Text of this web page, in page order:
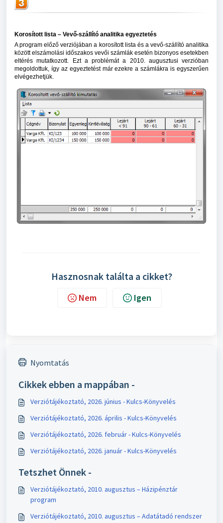
Korosított lista – Vevő-szállító analitika egyeztetés
A program előző verziójában a korosított lista és a vevő-szállító analitika
között elszámolási időszakos vevői számlák esetén bizonyos esetekben
eltérés mutatkozott. Ezt a problémát a 2010. augusztusi verzióban
megoldottuk, így az egyeztetést már ezekre a számlákra is egyszerűen
elvégezhetjük.
Hasznosnak találta a cikket?
Nem Igen
Nyomtatás
Cikkek ebben a mappában -
Verziótájékoztató, 2026. június - Kulcs-Könyvelés
Verziótájékoztató, 2026. április - Kulcs-Könyvelés
Verziótájékoztató, 2026. február - Kulcs-Könyvelés
Verziótájékoztató, 2026. január - Kulcs-Könyvelés
Tetszhet Önnek -
Verziótájékoztató, 2010. augusztus – Házipénztár
program
Verziótájékoztató, 2010. augusztus – Adatátadó rendszer